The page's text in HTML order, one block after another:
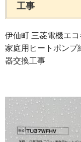
工事
伊仙町 三菱電機エ
家庭用ヒートポンプ
器交換工事